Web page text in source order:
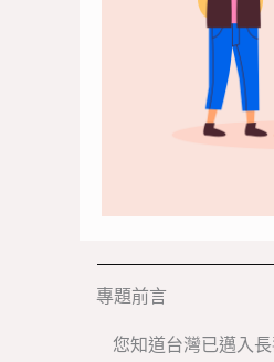
專題前言
您知道台灣已邁入